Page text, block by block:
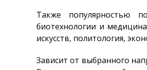
Также популярностью
биотехнологии и
искусств, политология,
Зависит от выбранного